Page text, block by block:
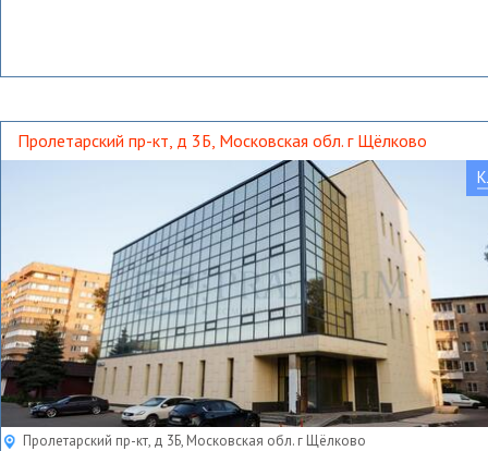
Пролетарский пр-кт, д 3Б, Московская обл. г Щёлково
Пролетарский пр-кт, д 3Б, Московская обл. г Щёлково